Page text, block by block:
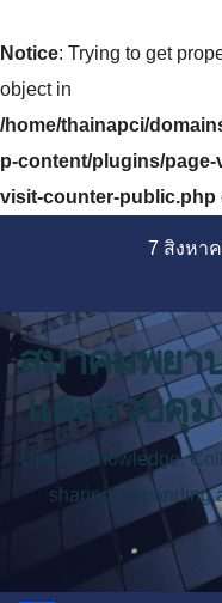
Notice: Trying to get
object in
/home/thainapci/
p-content/plugins/
visit-counter-public.php
7 สิงหา
สมาคมพยา
และควบคุม
Update knowledge,
sharing, expanding